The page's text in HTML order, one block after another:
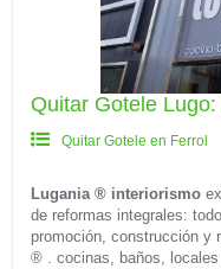
Quitar Gotele
Quitar Gotele en Ferrol
Lugania ® interiorismo
de reformas integrales:
promoción, construcción y
® . cocinas, baños,